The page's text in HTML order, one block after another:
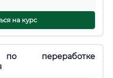
на курс
по переработке